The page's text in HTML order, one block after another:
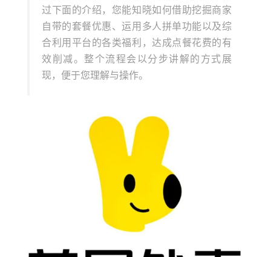
过下面的介绍，您能知晓如何借助挖掘商家
自带的套餐优惠、运用多人拼单功能以及综
合利用平台的各类福利，达成点餐花费的有
效削减。整个流程会以分步讲解的方式展
现，便于您理解与操作。